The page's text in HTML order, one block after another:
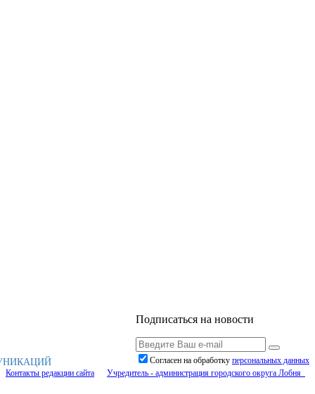
Подписаться на новости
Согласен на обработку персональныx данных
Контакты редакции сайта Учредитель - администрация городского округа Лобня